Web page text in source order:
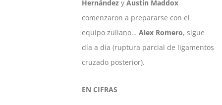
Hernández y Austin Maddox
comenzaron a prepararse con el
equipo zuliano… Alex Romero, sigue
día a día (ruptura parcial de ligamentos
cruzado posterior).
EN CIFRAS